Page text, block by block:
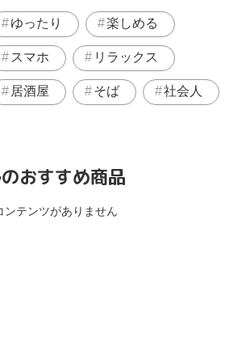
ゆったり 楽しめる
スマホ リラックス
居酒屋 そば 社会人
おすすめ商品
テンツがありません